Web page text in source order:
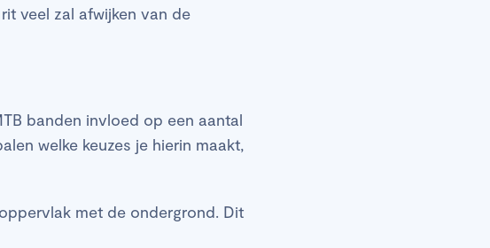
veel zal afwijken van de
banden invloed op een aantal
welke keuzes je hierin maakt,
met de ondergrond. Dit